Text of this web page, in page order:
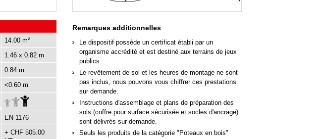
14.00 m²
1.46 x 0.82 m
0.84 m
<0.60 m
EN 1176
+ CHF 505.00
Remarques additionnelles
Le dispositif possède un certificat établi par un
organisme accrédité et est destiné aux terrains de jeux
publics.
Le revêtement de sol et les heures de montage ne sont
pas inclus, nous pouvons vous chiffrer ces prestations
sur demande.
Instructions d'assemblage et plans de préparation des
sols (coffre pour surface sécurisée et socles d'ancrage)
sont délivrés sur demande.
Seuls les produits de la catégorie "Poteaux en bois"